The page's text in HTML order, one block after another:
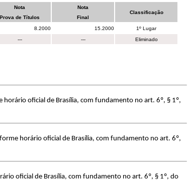
Nota
Prova de Títulos
Nota
Final
Classificação
8.2000 15.2000
1º Lugar
--- --- Eliminado
oficial de Brasília, com fundamento no art. 6º, § 1º,
horário oficial de Brasília, com fundamento no art. 6º,
oficial de Brasília, com fundamento no art. 6º, § 1º, do